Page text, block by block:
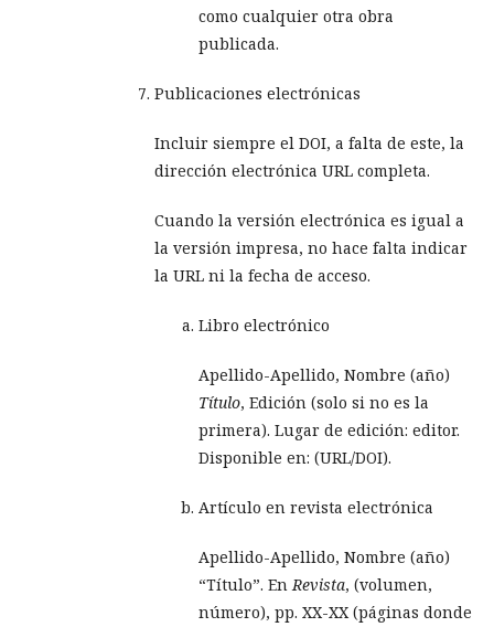
como cualquier otra obra
publicada.
Publicaciones electrónicas
Incluir siempre el DOI, a falta de este, la
dirección electrónica URL completa.
Cuando la versión electrónica es igual a
la versión impresa, no hace falta indicar
la URL ni la fecha de acceso.
Libro electrónico
Apellido-Apellido, Nombre (año)
Título, Edición (solo si no es la
primera). Lugar de edición: editor.
Disponible en: (URL/DOI).
Artículo en revista electrónica
Apellido-Apellido, Nombre (año)
“Título”. EnRevista, (volumen,
número), pp. XX-XX (páginas donde